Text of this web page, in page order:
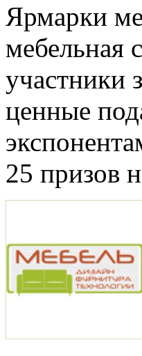
Ярмарки
мебельная
участники
ценные
25 призов